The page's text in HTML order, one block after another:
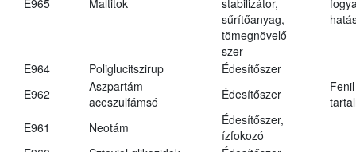
sűrítőanyag,
tömegnövelő
szer
E964 Poliglucitszirup
Édesítőszer
E962
Aszpartám-
aceszulfámsó
Édesítőszer
E961
Neotám
Édesítőszer,
ízfokozó